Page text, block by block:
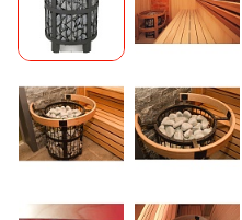
Отопление
Для хаммама